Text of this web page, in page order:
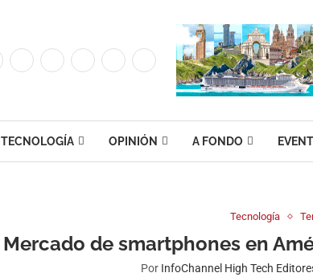
TECNOLOGÍA OPINIÓN A FONDO
Tecnología
Mercado de smartphones en
Por InfoChannel High Tech